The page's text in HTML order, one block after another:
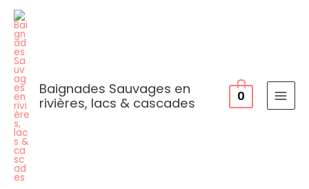
Skip
content
Baignades Sauvages en
rivières, lacs & cascades
0